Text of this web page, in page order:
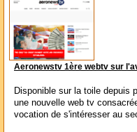
Aeronewstv 1ère webtv sur
Disponible sur la toile depuis
une nouvelle web tv
vocation de s'intéresser au